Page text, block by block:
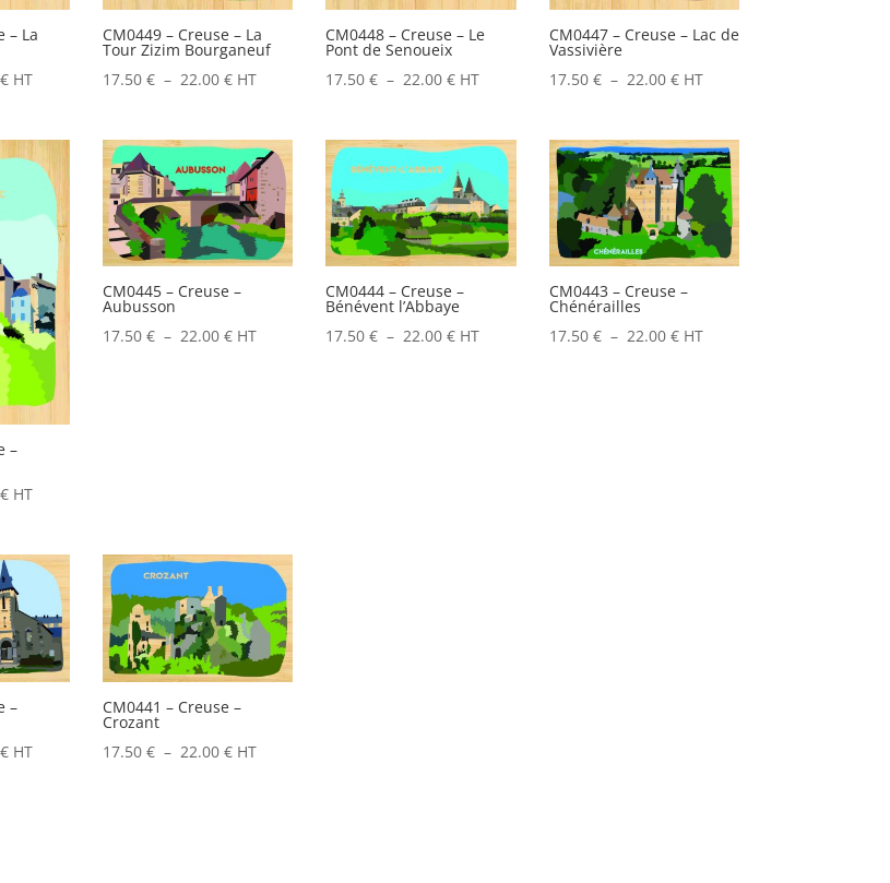
– La
€Plage
17.50 €
22.00 €
HT
CM0449 – Creuse – La
Tour Zizim Bourganeuf
17.50 € – 22.00 €Plage
17.50 €
à
22.00 €
HT
CM0448 – Creuse – Le
Pont de Senoueix
17.50€ – 22.00€Plage
17.50 €
à
22.00 €
HT
CM0447 – Creuse – Lac de
Vassivière
17.50 € – 22.00 €Plage
17.50 €
à
22.00 €
HT
–
€Plage
prix :
17.50 €
à
22.00 €
HT
CM0445 – Creuse –
Aubusson
17.50 € – 22.00 €Plage
HT
CM0444 – Creuse –
Bénévent l’Abbaye
17.50€ – 22.00€Plage
HT
CM0443 – Creuse –
Chénérailles
17.50 € – 22.00 €Plage
HT
–
€Plage
HT
CM0441 – Creuse –
Crozant
17.50 € – 22.00 €Plage
HT